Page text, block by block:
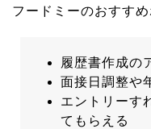
フードミーのおすす
履歴書作成の
面接日調整や
エントリーす
てもらえる